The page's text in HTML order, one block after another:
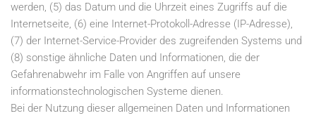
werden, (5) das Datum und die Uhrzeit eines Zugriffs auf die
Internetseite, (6) eine Internet-Protokoll-Adresse (IP-Adresse),
(7) der Internet-Service-Provider des zugreifenden Systems und
(8) sonstige ähnliche Daten und Informationen, die der
Gefahrenabwehr im Falle von Angriffen auf unsere
informationstechnologischen Systeme dienen.
Bei der Nutzung dieser allgemeinen Daten und Informationen